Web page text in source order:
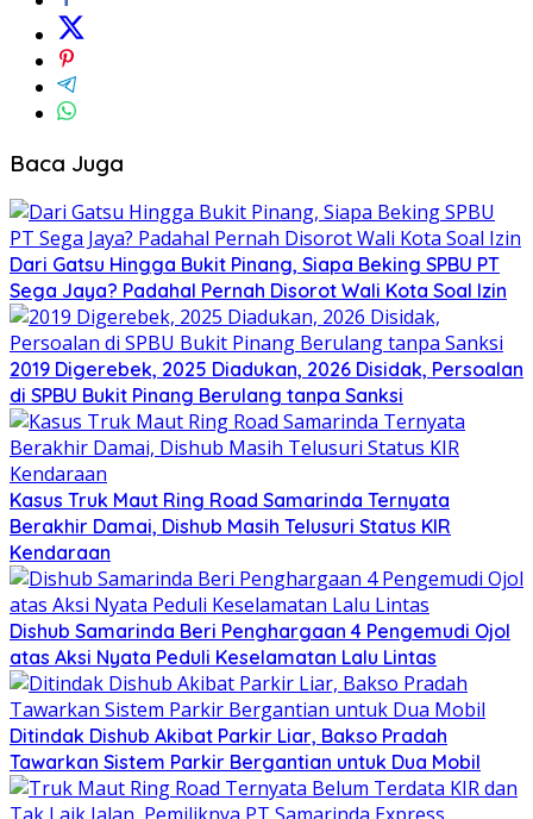
Baca Juga
Dari Gatsu Hingga Bukit Pinang, Siapa Beking SPBU PT
Sega Jaya? Padahal Pernah Disorot Wali Kota Soal Izin
2019 Digerebek, 2025 Diadukan, 2026 Disidak, Persoalan
di SPBU Bukit Pinang Berulang tanpa Sanksi
Kasus Truk Maut Ring Road Samarinda Ternyata
Berakhir Damai, Dishub Masih Telusuri Status KIR
Kendaraan
Dishub Samarinda Beri Penghargaan 4 Pengemudi Ojol
atas Aksi Nyata Peduli Keselamatan Lalu Lintas
Ditindak Dishub Akibat Parkir Liar, Bakso Pradah
Tawarkan Sistem Parkir Bergantian untuk Dua Mobil